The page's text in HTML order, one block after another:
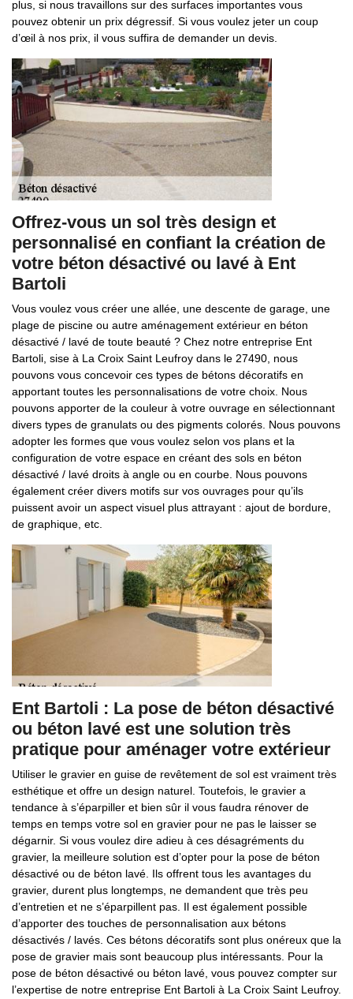
plus, si nous travaillons sur des surfaces importantes vous
pouvez obtenir un prix dégressif. Si vous voulez jeter un coup
d’œil à nos prix, il vous suffira de demander un devis.
Offrez-vous un sol très design et
personnalisé en confiant la création de
votre béton désactivé ou lavé à Ent
Bartoli
Vous voulez vous créer une allée, une descente de garage, une
plage de piscine ou autre aménagement extérieur en béton
désactivé / lavé de toute beauté ? Chez notre entreprise Ent
Bartoli, sise à La Croix Saint Leufroy dans le 27490, nous
pouvons vous concevoir ces types de bétons décoratifs en
apportant toutes les personnalisations de votre choix. Nous
pouvons apporter de la couleur à votre ouvrage en sélectionnant
divers types de granulats ou des pigments colorés. Nous pouvons
adopter les formes que vous voulez selon vos plans et la
configuration de votre espace en créant des sols en béton
désactivé / lavé droits à angle ou en courbe. Nous pouvons
également créer divers motifs sur vos ouvrages pour qu’ils
puissent avoir un aspect visuel plus attrayant : ajout de bordure,
de graphique, etc.
Ent Bartoli : La pose de béton désactivé
ou béton lavé est une solution très
pratique pour aménager votre extérieur
Utiliser le gravier en guise de revêtement de sol est vraiment très
esthétique et offre un design naturel. Toutefois, le gravier a
tendance à s’éparpiller et bien sûr il vous faudra rénover de
temps en temps votre sol en gravier pour ne pas le laisser se
dégarnir. Si vous voulez dire adieu à ces désagréments du
gravier, la meilleure solution est d’opter pour la pose de béton
désactivé ou de béton lavé. Ils offrent tous les avantages du
gravier, durent plus longtemps, ne demandent que très peu
d’entretien et ne s’éparpillent pas. Il est également possible
d’apporter des touches de personnalisation aux bétons
désactivés / lavés. Ces bétons décoratifs sont plus onéreux que la
pose de gravier mais sont beaucoup plus intéressants. Pour la
pose de béton désactivé ou béton lavé, vous pouvez compter sur
l’expertise de notre entreprise Ent Bartoli à La Croix Saint Leufroy.